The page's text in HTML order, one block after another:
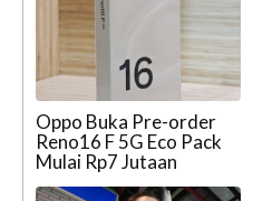
Oppo Buka Pre-order
Reno16 F 5G Eco Pack
Mulai Rp7 Jutaan